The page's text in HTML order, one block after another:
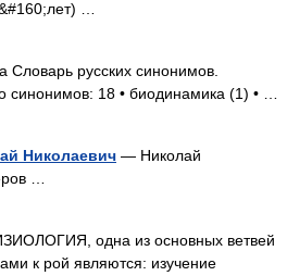
…
Словарь русских синонимов.
синонимов: 18 • биодинамика (1) • …
Николаевич — Николай
…
одна из основных ветвей
к рой являются: изучение